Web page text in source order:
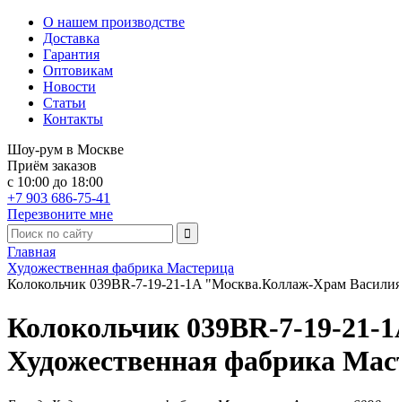
О нашем производстве
Доставка
Гарантия
Оптовикам
Новости
Статьи
Контакты
Шоу-рум в Москве
Приём заказов
с 10:00 до 18:00
+7 903 686-75-41
Перезвоните мне
Главная
Художественная фабрика Мастерица
Колокольчик 039BR-7-19-21-1A "Москва.Коллаж-Храм
Колокольчик 039BR-7-19-
Художественная фабрика